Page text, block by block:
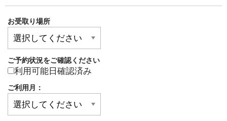
お受取り場所
ご予約状況をご確認ください
利用可能日確認済み
ご利用月：